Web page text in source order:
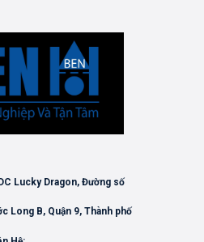
Lucky Dragon, Đường số
Long B, Quận 9, Thành phố